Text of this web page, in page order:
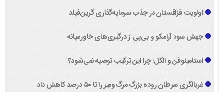
اولویت قزاقستان در جذب سرمایه‌گذاری گرین‌فیلد
جهش سود آرامکو و بی‌پی از درگیری‌های خاورمیانه
استامینوفن و الکل؛ چرا این ترکیب توصیه نمی‌شود؟
غربالگری سرطان روده بزرگ مرگ‌ومیر را تا ۵۰ درصد کاهش داد